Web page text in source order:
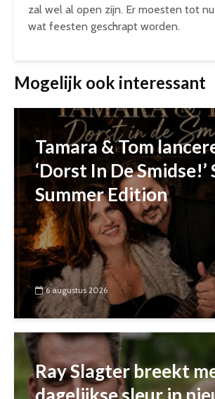
zal wel al open zijn. Er moesten tot
wat feesten geschrapt worden.
Mogelijk ook interessant
Tamara & Tom
‘Dorst In De Smidse!’
Summer Edition
6 augustus 2026
Ray Slagter breekt